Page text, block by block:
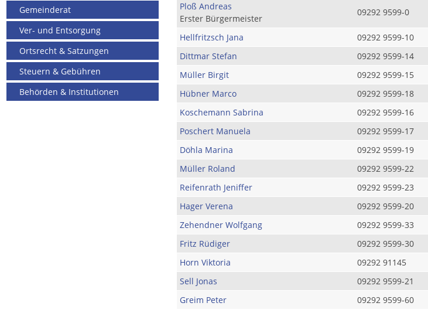
Gemeinderat
Ver- und Entsorgung
Ortsrecht & Satzungen
Steuern & Gebühren
Behörden & Institutionen
Ploß Andreas
Erster Bürgermeister
09292 9599-0
Hellfritzsch Jana 09292 9599-10
Dittmar Stefan
09292 9599-14
Müller Birgit
09292 9599-15
Hübner Marco
09292 9599-18
Koschemann Sabrina
09292 9599-16
Poschert Manuela
09292 9599-17
Döhla Marina
09292 9599-19
Müller Roland
09292 9599-22
Reifenrath Jeniffer
09292 9599-23
Hager Verena
09292 9599-20
Zehendner Wolfgang
09292 9599-33
Fritz Rüdiger
09292 9599-30
Horn Viktoria
09292 91145
Sell Jonas
09292 9599-21
Greim Peter
09292 9599-60